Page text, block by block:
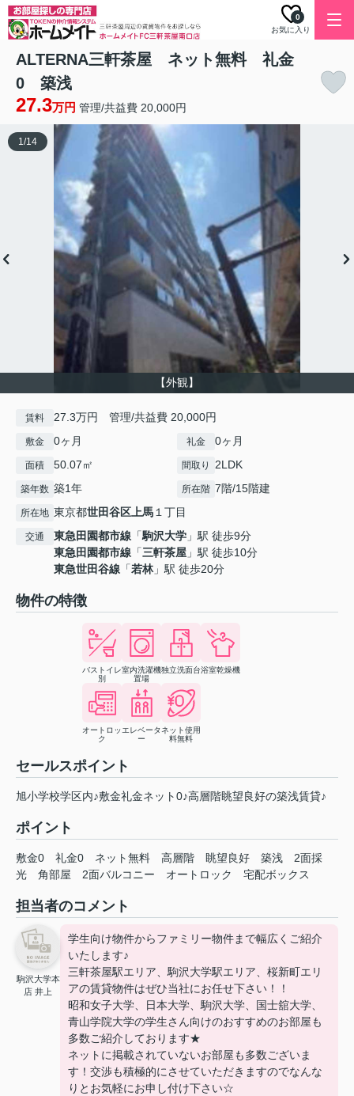
お気に入り
0
ALTERNA三軒茶屋 ネット無料 礼金
0 築浅
27.3万円 管理/共益費 20,000円
【外観】
1/14
賃料 27.3万円 管理/共益費 20,000円
敷金 0ヶ月 礼金 0ヶ月
面積 50.07㎡ 間取り 2LDK
築年数 築1年 所在階 7階/15階建
所在地 東京都世田谷区上馬１丁目
交通 東急田園都市線 「駒沢大学 」駅 徒歩9分
東急田園都市線 「三軒茶屋 」駅 徒歩10分
東急世田谷線 「若林」駅 徒歩20分
物件の特徴
バストイレ
別
室内洗濯機
置場
独立洗面台浴室乾燥機
オートロッ
ク
エレベータ
ー
ネット使用
料無料
セールスポイント
旭小学校学区内♪敷金礼金ネット0♪高層階眺望良好の築浅賃貸♪
ポイント
敷金0 礼金0 ネット無料 高層階 眺望良好 築浅
2面採
光
角部屋 2面バルコニー オートロック 宅配ボックス
担当者のコメント
駒沢大学本
店 井上
学生向け物件からファミリー物件まで幅広くご紹介
いたします♪
三軒茶屋駅エリア、駒沢大学駅エリア、桜新町エリ
アの賃貸物件はぜひ当社にお任せ下さい！！
昭和女子大学、日本大学、駒沢大学、国士舘大学、
青山学院大学の学生さん向けのおすすめのお部屋も
多数ご紹介しております★
ネットに掲載されていないお部屋も多数ございま
す！交渉も積極的にさせていただきますのでなんな
りとお気軽にお申し付け下さい☆